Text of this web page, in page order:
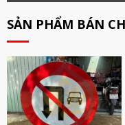
SẢN PHẨM BÁN